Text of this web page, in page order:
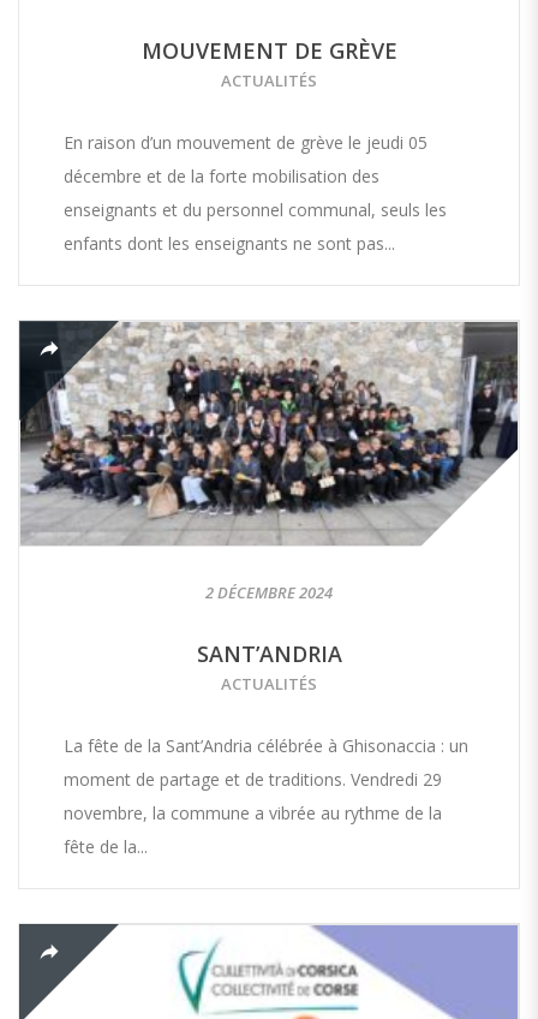
MOUVEMENT DE GRÈVE
ACTUALITÉS
En raison d’un mouvement de grève le jeudi 05
décembre et de la forte mobilisation des
enseignants et du personnel communal, seuls les
enfants dont les enseignants ne sont pas...
2 DÉCEMBRE 2024
SANT’ANDRIA
ACTUALITÉS
La fête de la Sant’Andria célébrée à Ghisonaccia : un
moment de partage et de traditions. Vendredi 29
novembre, la commune a vibrée au rythme de la
fête de la...